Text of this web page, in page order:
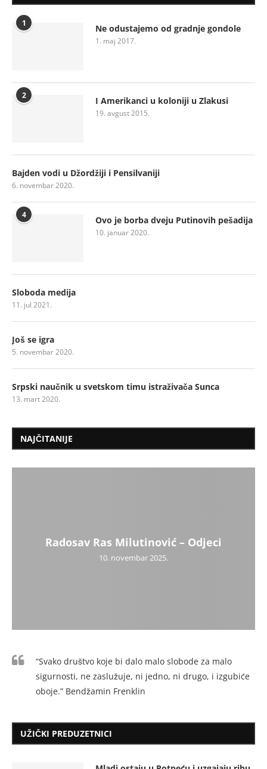
1 Ne odustajemo od gradnje gondole
1. maj 2017.
2 I Amerikanci u koloniji u Zlakusi
19. avgust 2015.
Bajden vodi u Džordžiji i Pensilvaniji
6. novembar 2020.
4 Ovo je borba dveju Putinovih pešadija
10. januar 2020.
Sloboda medija
11. jul 2021.
Još se igra
5. novembar 2020.
Srpski naučnik u svetskom timu istraživača Sunca
13. mart 2020.
NAJČITANIJE
Radosav Ras Milutinović – Odjeci
10. novembar 2025.
“Svako društvo koje bi dalo malo slobode za malo
sigurnosti, ne zaslužuje, ni jedno, ni drugo, i izgubiće
oboje.” Bendžamin Frenklin
UŽIČKI PREDUZETNICI